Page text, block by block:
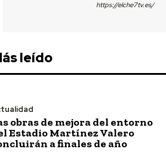
https://elche7tv.es/
leído
obras de mejora del entorno
Estadio Martínez Valero
a finales de año